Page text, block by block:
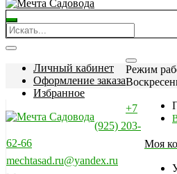
Личный кабинет
Оформление заказа
Избранное
Режим
Моя
+7
(925) 203-
62-66
mechtasad.ru@yandex.ru